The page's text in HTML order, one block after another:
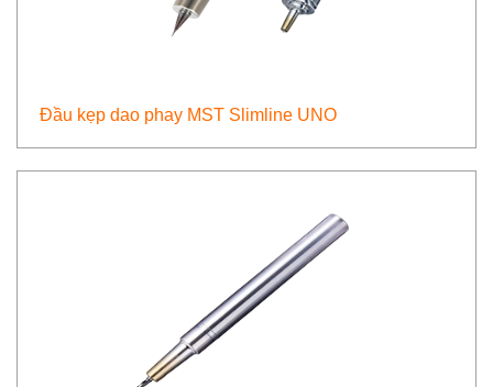
Đầu kẹp dao phay MST Slimline UNO